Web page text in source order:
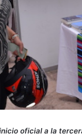
oficial a la